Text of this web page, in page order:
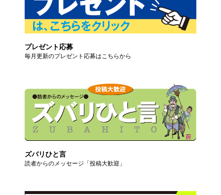
プレゼント応募
毎月更新のプレゼント応募はこちらから
ズバリひと言
読者からのメッセージ「投稿大歓迎」